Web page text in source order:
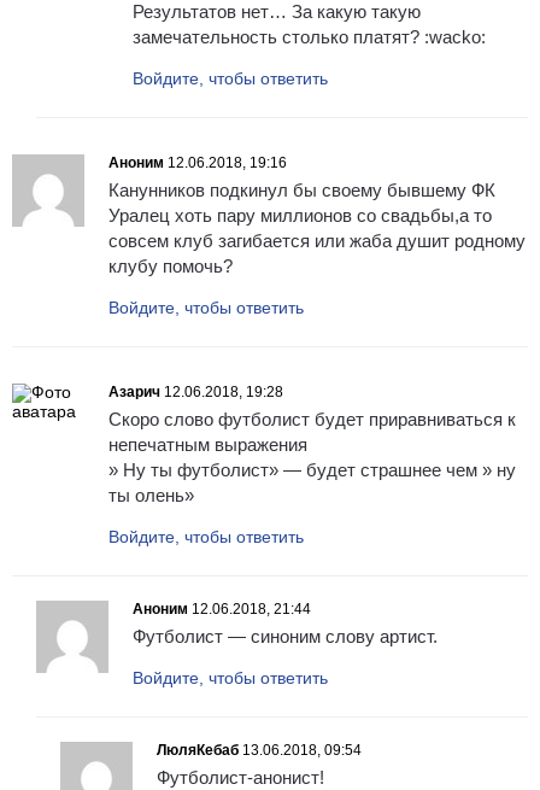
Результатов нет… За какую такую
замечательность столько платят? :wacko:
Войдите, чтобы ответить
Аноним 12.06.2018, 19:16
Канунников подкинул бы своему бывшему ФК
Уралец хоть пару миллионов со свадьбы,а то
совсем клуб загибается или жаба душит родному
клубу помочь?
Войдите, чтобы ответить
Азарич 12.06.2018, 19:28
Скоро слово футболист будет приравниваться к
непечатным выражения
» Ну ты футболист» — будет страшнее чем » ну
ты олень»
Войдите, чтобы ответить
Аноним 12.06.2018, 21:44
Футболист — синоним слову артист.
Войдите, чтобы ответить
ЛюляКебаб 13.06.2018, 09:54
Футболист-анонист!